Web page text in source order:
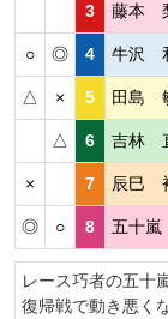
3 藤本
○ ◎ 4 牛沢
△ × 5 田島
△ 6 吉林
× 7 辰巳
◎ ○ 8 五十
レース巧者の五十
復帰戦で動き悪く